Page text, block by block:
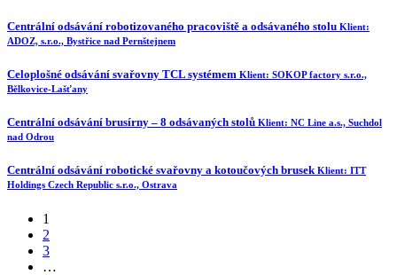
Centrální odsávání robotizovaného pracoviště a odsávaného stolu Klient:
ADOZ, s.r.o., Bystřice nad Pernštejnem
Celoplošné odsávání svařovny TCL systémem Klient: SOKOP factory s.r.o.,
Bělkovice-Lašťany
Centrální odsávání brusírny – 8 odsávaných stolů Klient: NC Line a.s., Suchdol
nad Odrou
Centrální odsávání robotické svařovny a kotoučových brusek Klient: ITT
Holdings Czech Republic s.r.o., Ostrava
1
2
3
…